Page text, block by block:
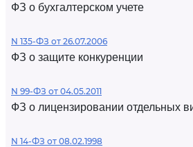
ФЗ о бухгалтерском учете
N 135-ФЗ от 26.07.2006
ФЗ о защите конкуренции
N 99-ФЗ от 04.05.2011
ФЗ о лицензировании отдельных
N 14-ФЗ от 08.02.1998